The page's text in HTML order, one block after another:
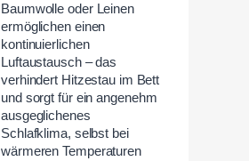
Baumwolle oder Leinen
ermöglichen einen
kontinuierlichen
Luftaustausch – das
verhindert Hitzestau im Bett
und sorgt für ein angenehm
ausgeglichenes
Schlafklima, selbst bei
wärmeren Temperaturen